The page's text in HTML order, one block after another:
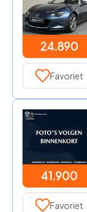
24.890
Favoriet
41.900
Favoriet